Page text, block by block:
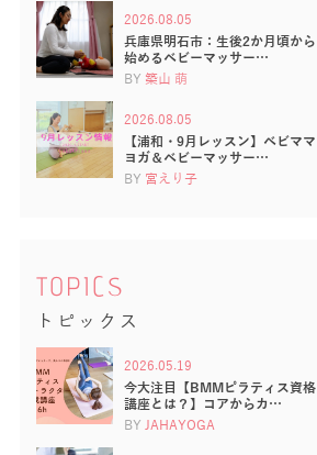
2026.08.05
兵庫県明石市：生後2か月頃から
始めるベビーマッサー…
BY 築山 萌
2026.08.05
【浦和・9月レッスン】ベビママ
ヨガ＆ベビーマッサー…
BY 宮えり子
TOPICS
トピックス
2026.05.19
今大注目【BMMピラティス資格
講座とは？】コアからカ…
BY JAHAYOGA